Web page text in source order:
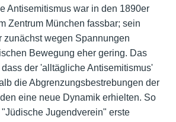
Antisemitismus war in den 1890er
Zentrum München fassbar; sein
zunächst wegen Spannungen
Bewegung eher gering. Das
der 'alltägliche Antisemitismus'
die Abgrenzungsbestrebungen der
eine neue Dynamik erhielten. So
"Jüdische Jugendverein" erste